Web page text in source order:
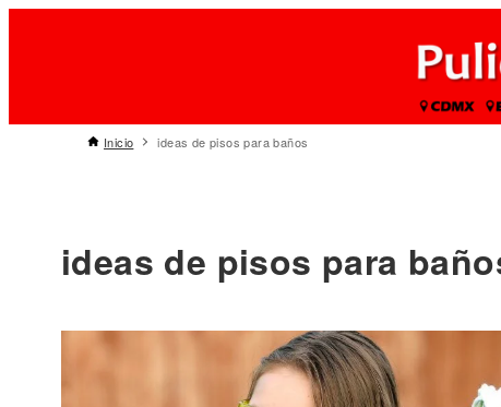
Inicio ideas de pisos para baños
ideas de pisos para